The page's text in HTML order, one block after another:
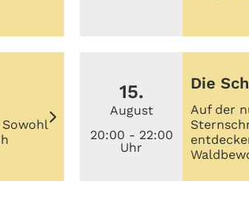
15.
August
20:00 - 22:00
Uhr
Die
Auf der